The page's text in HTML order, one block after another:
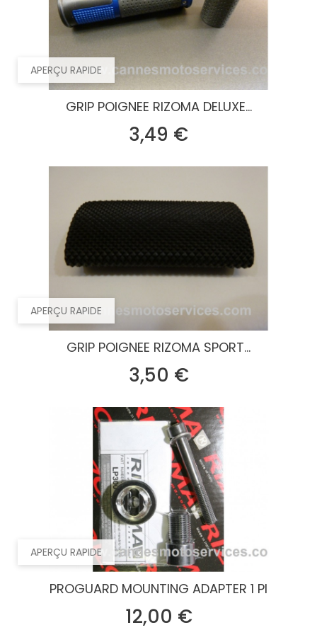
APERÇU RAPIDE
GRIP POIGNEE RIZOMA DELUXE...
3,49 €
APERÇU RAPIDE
GRIP POIGNEE RIZOMA SPORT...
3,50 €Prix
APERÇU RAPIDE
PROGUARD MOUNTING ADAPTER 1 PI
12,00 €Prix